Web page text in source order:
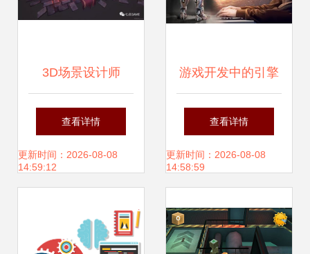
3D场景设计师
Tobias Koepp作品
欣赏 游戏设计与开
查看详情
更新时间：2026-08-08
14:59:12
游戏开发中的引擎
架构与设计模式 实
现高效游戏设计与
查看详情
更新时间：2026-08-08
14:58:59